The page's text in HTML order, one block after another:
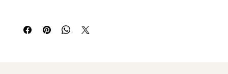
Inhaltsstoff, der sich positiv auf Leber und Verdauung
auswirken kann.